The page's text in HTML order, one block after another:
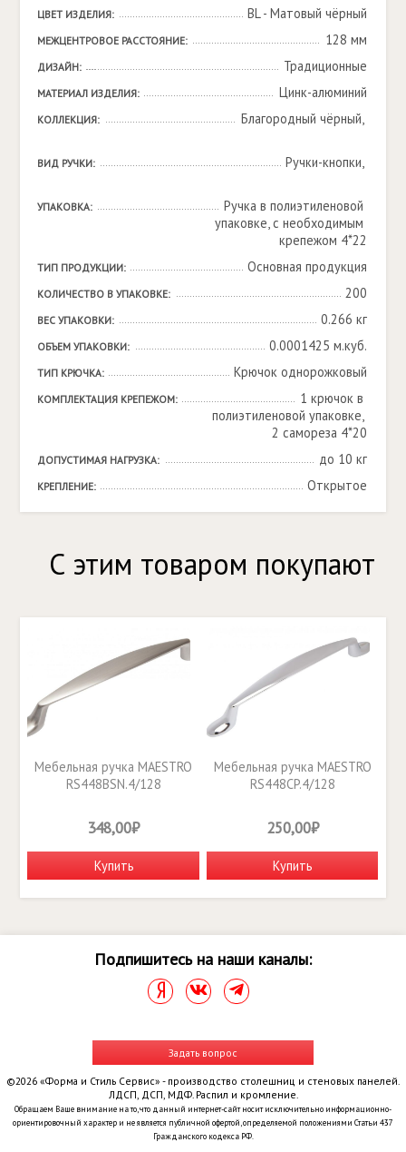
ЦВЕТ ИЗДЕЛИЯ: BL - Матовый чёрный
МЕЖЦЕНТРОВОЕ РАССТОЯНИЕ: 128 мм
ДИЗАЙН: Традиционные
МАТЕРИАЛ ИЗДЕЛИЯ: Цинк-алюминий
КОЛЛЕКЦИЯ: Благородный чёрный,
ВИД РУЧКИ: Ручки-кнопки,
УПАКОВКА:
Ручка в полиэтиленовой
упаковке, с необходимым
крепежом 4*22
ТИП ПРОДУКЦИИ: Основная продукция
КОЛИЧЕСТВО В УПАКОВКЕ: 200
ВЕС УПАКОВКИ: 0.266 кг
ОБЪЕМ УПАКОВКИ: 0.0001425 м.куб.
ТИП КРЮЧКА: Крючок однорожковый
КОМПЛЕКТАЦИЯ КРЕПЕЖОМ:
1 крючок в
полиэтиленовой упаковке,
2 самореза 4*20
ДОПУСТИМАЯ НАГРУЗКА: до 10 кг
КРЕПЛЕНИЕ: Открытое
С этим товаром покупают
Мебельная ручка MAESTRO
RS448BSN.4/128
348,00₽
Купить
Мебельная ручка MAESTRO
RS448CP.4/128
250,00₽
Купить
Подпишитесь на наши каналы:
Задать вопрос
©2026 «Форма и Стиль Сервис» - производство столешниц и стеновых панелей.
ЛДСП, ДСП, МДФ. Распил и кромление.
Обращаем Ваше внимание на то, что данный интернет-сайт носит исключительно информационно-
ориентировочный характер и не является публичной офертой, определяемой положениями Статьи 437
Гражданского кодекса РФ.